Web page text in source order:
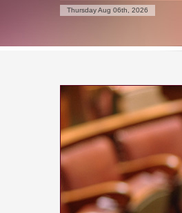
Thursday Aug 06th, 2026